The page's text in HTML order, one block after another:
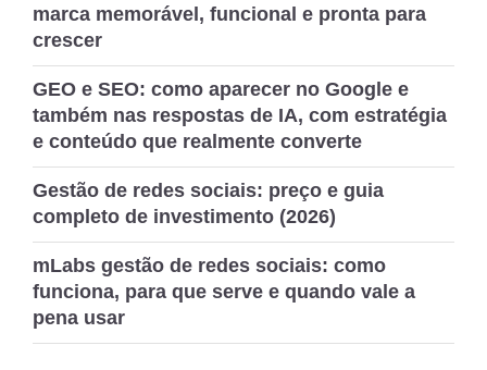
marca memorável, funcional e pronta para
crescer
GEO e SEO: como aparecer no Google e
também nas respostas de IA, com estratégia
e conteúdo que realmente converte
Gestão de redes sociais: preço e guia
completo de investimento (2026)
mLabs gestão de redes sociais: como
funciona, para que serve e quando vale a
pena usar